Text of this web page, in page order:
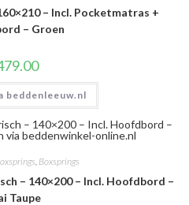
– Incl. Pocketmatras +
– Groen
beddenleeuw.nl
Boxsprings
– 140×200 – Incl. Hoofdbord –
Taupe